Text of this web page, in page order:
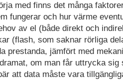
med finns det många
fungerar och hur värme
av el (både direkt och
(flash, som saknar rörliga
prestanda, jämfört med
om man får uttrycka
att data måste vara